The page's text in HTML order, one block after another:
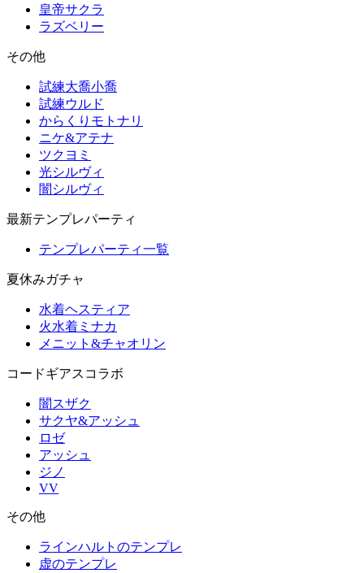
皇帝サクラ
ラズベリー
その他
試練大喬小喬
試練ウルド
からくりモトナリ
ニケ&アテナ
ツクヨミ
光シルヴィ
闇シルヴィ
最新テンプレパーティ
テンプレパーティ一覧
夏休みガチャ
水着ヘスティア
火水着ミナカ
メニット&チャオリン
コードギアスコラボ
闇スザク
サクヤ&アッシュ
ロゼ
アッシュ
ジノ
VV
その他
ラインハルトのテンプレ
虚のテンプレ